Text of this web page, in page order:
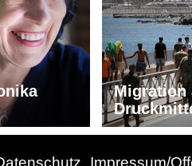
Klavier
Violine
Viola
Violoncello
Migration
Impressum/